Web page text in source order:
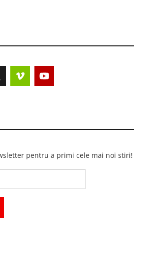
pentru a primi cele mai noi stiri!